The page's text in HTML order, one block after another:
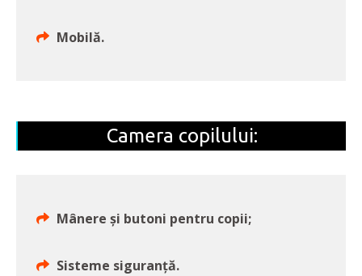
Mobilă.
Camera copilului:
Mânere și butoni pentru copii;
Sisteme siguranță.